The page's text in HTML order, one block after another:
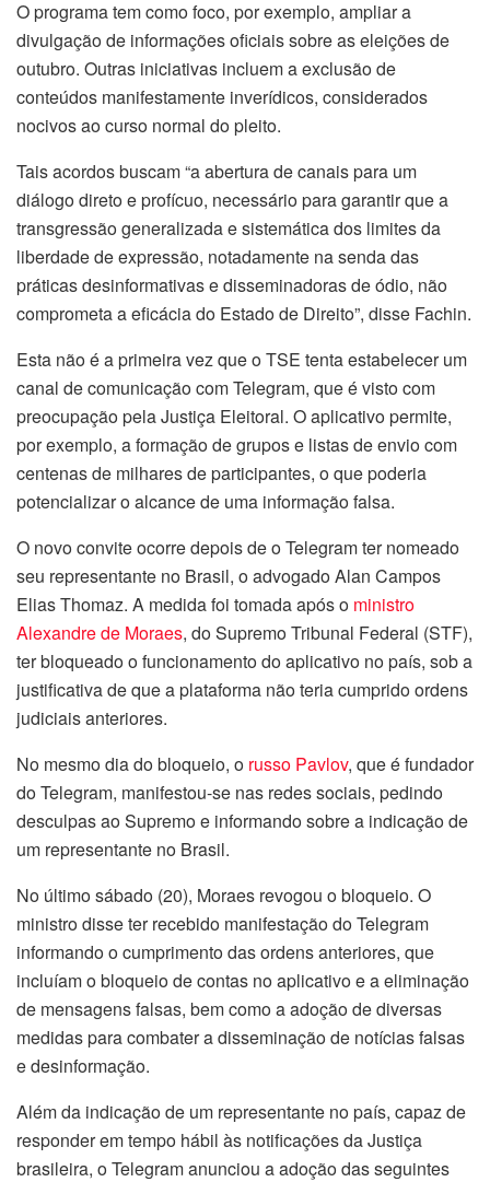
O programa tem como foco, por exemplo, ampliar a
divulgação de informações oficiais sobre as eleições de
outubro. Outras iniciativas incluem a exclusão de
conteúdos manifestamente inverídicos, considerados
nocivos ao curso normal do pleito.
Tais acordos buscam “a abertura de canais para um
diálogo direto e profícuo, necessário para garantir que a
transgressão generalizada e sistemática dos limites da
liberdade de expressão, notadamente na senda das
práticas desinformativas e disseminadoras de ódio, não
comprometa a eficácia do Estado de Direito”, disse Fachin.
Esta não é a primeira vez que o TSE tenta estabelecer um
canal de comunicação com Telegram, que é visto com
preocupação pela Justiça Eleitoral. O aplicativo permite,
por exemplo, a formação de grupos e listas de envio com
centenas de milhares de participantes, o que poderia
potencializar o alcance de uma informação falsa.
O novo convite ocorre depois de o Telegram ter nomeado
seu representante no Brasil, o advogado Alan Campos
Elias Thomaz. A medida foi tomada após o ministro
Alexandre de Moraes, do Supremo Tribunal Federal (STF),
ter bloqueado o funcionamento do aplicativo no país, sob a
justificativa de que a plataforma não teria cumprido ordens
judiciais anteriores.
No mesmo dia do bloqueio, o russo Pavlov, que é fundador
do Telegram, manifestou-se nas redes sociais, pedindo
desculpas ao Supremo e informando sobre a indicação de
um representante no Brasil.
No último sábado (20), Moraes revogou o bloqueio. O
ministro disse ter recebido manifestação do Telegram
informando o cumprimento das ordens anteriores, que
incluíam o bloqueio de contas no aplicativo e a eliminação
de mensagens falsas, bem como a adoção de diversas
medidas para combater a disseminação de notícias falsas
e desinformação.
Além da indicação de um representante no país, capaz de
responder em tempo hábil às notificações da Justiça
brasileira, o Telegram anunciou a adoção das seguintes